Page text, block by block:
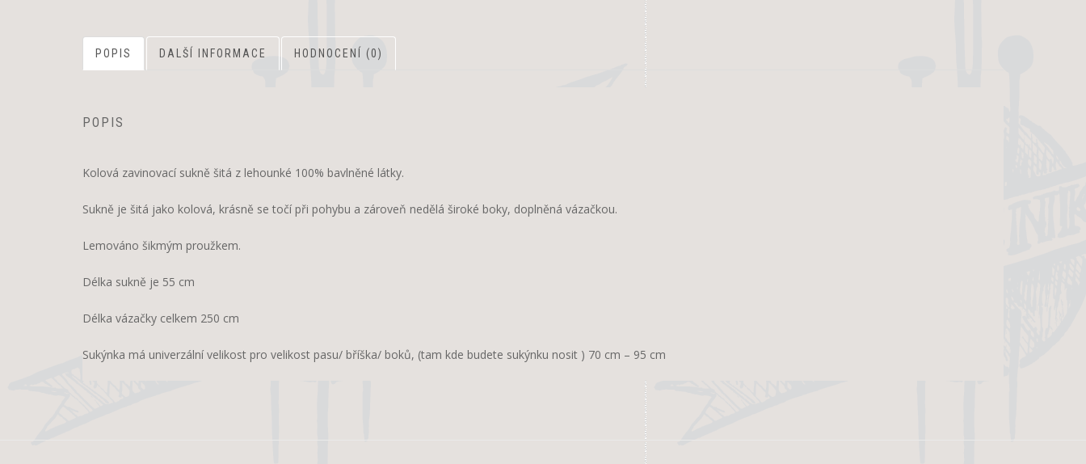
POPIS DALŠÍ INFORMACE HODNOCENÍ (0)
POPIS
Kolová zavinovací sukně šitá z lehounké 100% bavlněné látky.
Sukně je šitá jako kolová, krásně se točí při pohybu a zároveň nedělá široké boky, doplněná vázačkou.
Lemováno šikmým proužkem.
Délka sukně je 55 cm
Délka vázačky celkem 250 cm
Sukýnka má univerzální velikost pro velikost pasu/ bříška/ boků, (tam kde budete sukýnku nosit ) 70 cm – 95 cm